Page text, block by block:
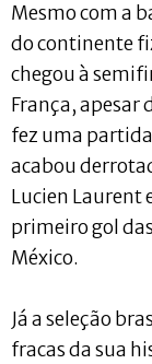
Mesmo com a
do continente
chegou à
França, apesar
fez uma
acabou
Lucien Laurent
primeiro gol
México.
Já a seleção
fracas da sua